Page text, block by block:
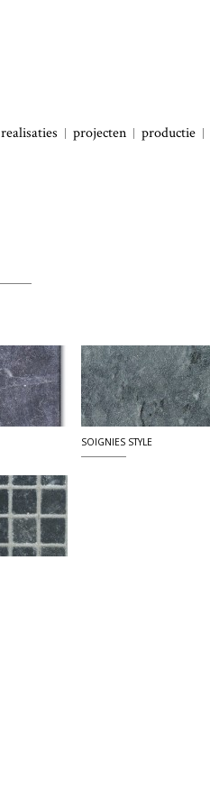
realisaties projecten productie
SOIGNIES STYLE